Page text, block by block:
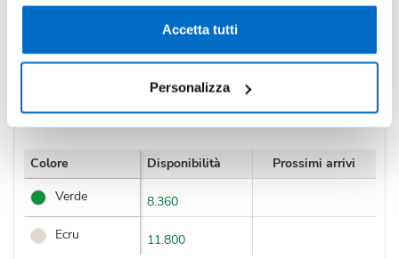
Accetta tutti
Personalizza
Colore Disponibilità
Prossimi arrivi
Verde
8.360
Ecru
11.800